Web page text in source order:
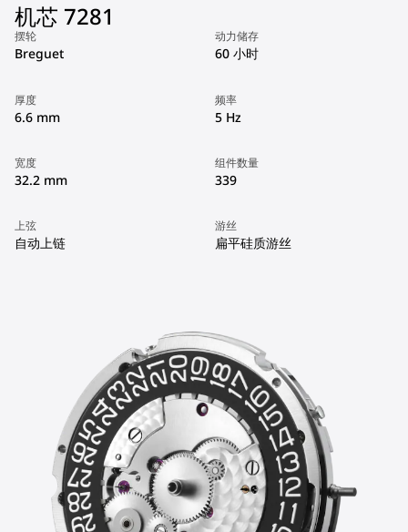
机芯 7281
摆轮
Breguet
动力储存
60 小时
厚度
6.6 mm
频率
5 Hz
宽度
32.2 mm
组件数量
339
上弦
自动上链
游丝
扁平硅质游丝